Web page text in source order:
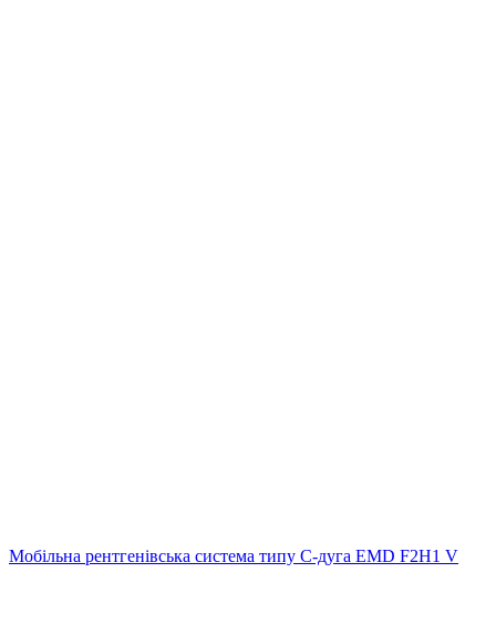
Мобільна рентгенівська система типу С-дуга EMD F2H1 V